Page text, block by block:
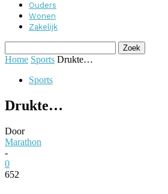
Ouders
Wonen
Zakelijk
Home Sports Drukte…
Sports
Drukte…
Door
Marathon
-
0
652